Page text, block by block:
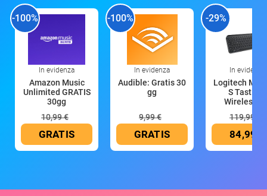
-100%
In evidenza
Amazon Music
Unlimited GRATIS
30gg
10,99 €
GRATIS
-100%
In evidenza
Audible: Gratis 30
gg
9,99 €
GRATIS
-29%
In evidenza
Logitech MX
S Tastiera
Wireless
119,99 €
84,99 €